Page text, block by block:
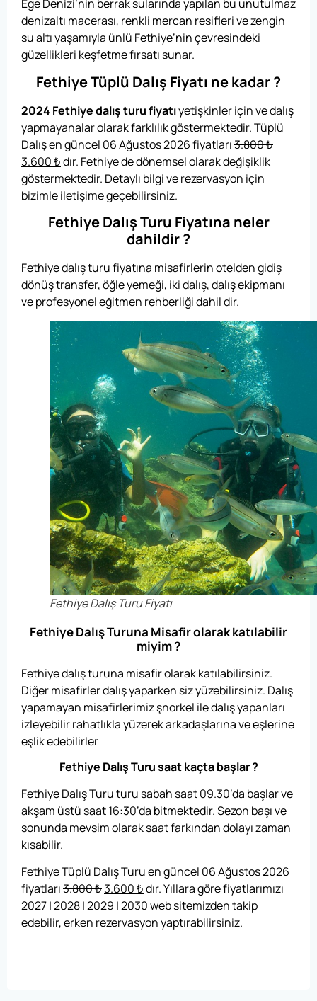
Ege Denizi’nin berrak sularında yapılan bu unutulmaz
denizaltı macerası, renkli mercan resifleri ve zengin
su altı yaşamıyla ünlü Fethiye’nin çevresindeki
güzellikleri keşfetme fırsatı sunar.
Fethiye Tüplü Dalış Fiyatı ne kadar ?
2024 Fethiye dalış turu fiyatıyetişkinler için ve dalış
yapmayanalar olarak farklılık göstermektedir. Tüplü
Dalış en güncel 06 Ağustos 2026 fiyatları3.800₺
3.600₺dır. Fethiye de dönemsel olarak değişiklik
göstermektedir. Detaylı bilgi ve rezervasyon için
bizimle iletişime geçebilirsiniz.
Fethiye Dalış Turu Fiyatına neler
dahildir ?
Fethiye dalış turu fiyatına misafirlerin otelden gidiş
dönüş transfer, öğle yemeği, iki dalış, dalış ekipmanı
ve profesyonel eğitmen rehberliği dahil dir.
Fethiye Dalış Turu Fiyatı
Fethiye Dalış Turuna Misafir olarak katılabilir
miyim ?
Fethiye dalış turuna misafir olarak katılabilirsiniz.
Diğer misafirler dalış yaparken siz yüzebilirsiniz. Dalış
yapamayan misafirlerimiz şnorkel ile dalış yapanları
izleyebilir rahatlıkla yüzerek arkadaşlarına ve eşlerine
eşlik edebilirler
Fethiye Dalış Turu saat kaçta başlar ?
Fethiye Dalış Turu turu sabah saat 09.30’da başlar ve
akşam üstü saat 16:30’da bitmektedir. Sezon başı ve
sonunda mevsim olarak saat farkından dolayı zaman
kısabilir.
Fethiye Tüplü Dalış Turu en güncel 06 Ağustos 2026
fiyatları3.800₺3.600₺dır. Yıllara göre fiyatlarımızı
2027 | 2028 | 2029 | 2030 web sitemizden takip
edebilir, erken rezervasyon yaptırabilirsiniz.